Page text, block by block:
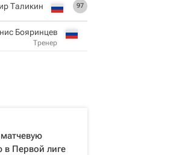
97
Таликин
Бояринцев
Тренер
Первой лиге